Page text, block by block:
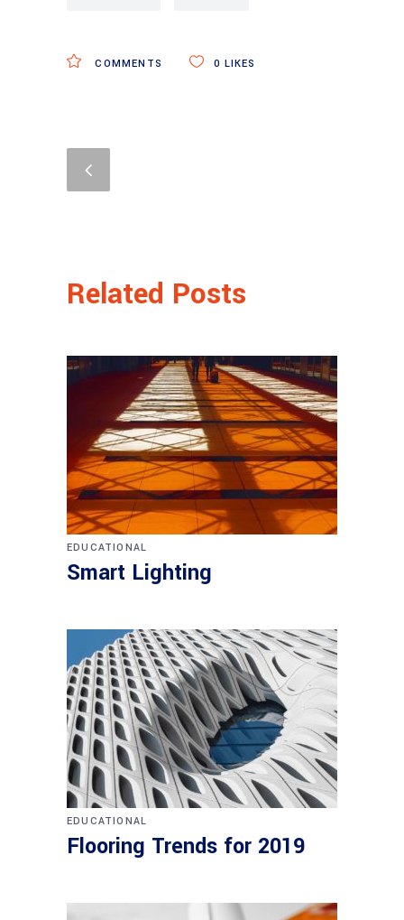
COMMENTS 0 LIKES
Related Posts
EDUCATIONAL
Smart Lighting
EDUCATIONAL
Flooring Trends for 2019